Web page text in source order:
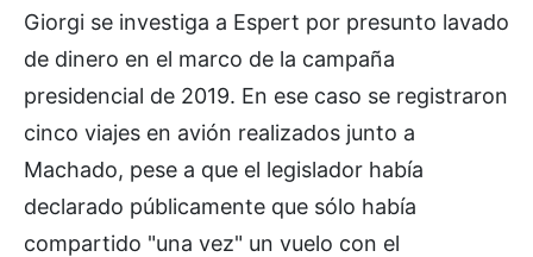
Giorgi se investiga a Espert por presunto lavado
de dinero en el marco de la campaña
presidencial de 2019. En ese caso se registraron
cinco viajes en avión realizados junto a
Machado, pese a que el legislador había
declarado públicamente que sólo había
compartido "una vez" un vuelo con el